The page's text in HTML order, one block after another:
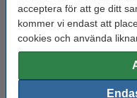
acceptera för att ge ditt
kommer vi endast att
cookies och använda